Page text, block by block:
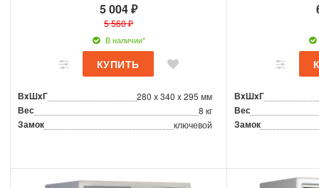
5 004 ₽
5 560 ₽
В наличии*
ВxШxГ 280 x 340 x 295 мм
Вес 8 кг
Замок ключевой
ВxШxГ
Вес
Замок